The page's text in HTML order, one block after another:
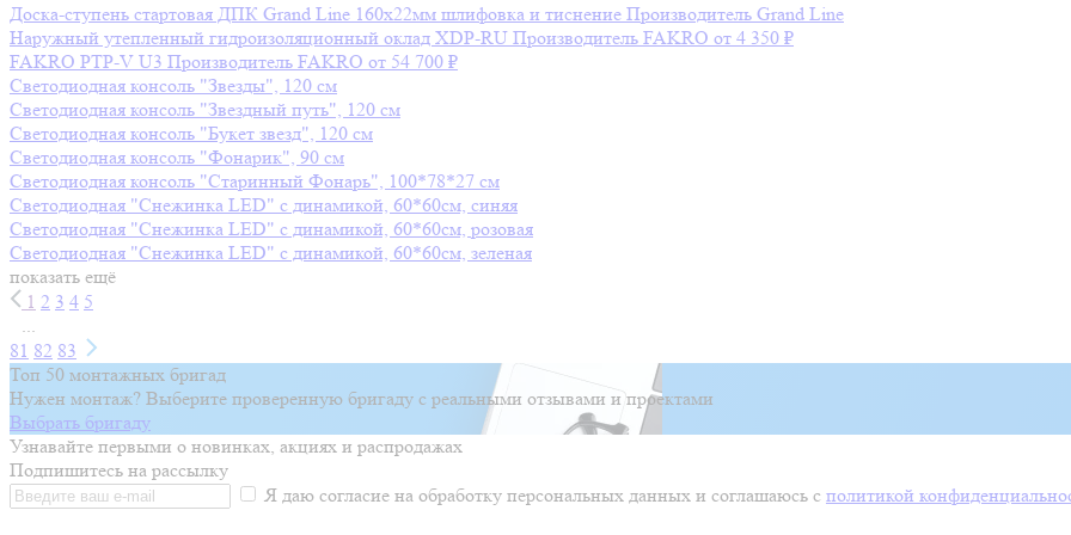
Доска-ступень стартовая ДПК Grand Line 160х22мм шлифовка и тиснение Производитель Grand Line
Наружный утепленный гидроизоляционный оклад XDP-RU Производитель FAKRO от 4 350 ₽
FAKRO PTP-V U3 Производитель FAKRO от 54 700 ₽
Светодиодная консоль "Звезды", 120 см
Светодиодная консоль "Звездный путь", 120 см
Светодиодная консоль "Букет звезд", 120 см
Светодиодная консоль "Фонарик", 90 см
Светодиодная консоль "Старинный Фонарь", 100*78*27 см
Светодиодная "Снежинка LED" с динамикой, 60*60см, синяя
Светодиодная "Снежинка LED" с динамикой, 60*60см, розовая
Светодиодная "Снежинка LED" с динамикой, 60*60см, зеленая
показать ещё
1 2 3 4 5
...
81 82 83
Топ 50 монтажных бригад
Нужен монтаж? Выберите проверенную бригаду с реальными отзывами и проектами
Выбрать бригаду
Узнавайте первыми о новинках, акциях и распродажах
Подпишитесь на рассылку
Я даю согласие на обработку персональных данных и соглашаюсь с политикой